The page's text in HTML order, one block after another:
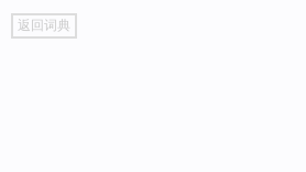
go
top
返回词典